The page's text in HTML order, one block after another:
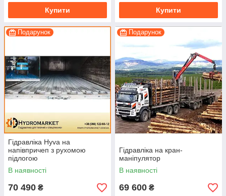
Купити Купити
Подарунок
Гідравліка Hyva на
напівпричеп з рухомою
підлогою
В наявності
70 490 ₴
Подарунок
Гідравліка на кран-
маніпулятор
В наявності
69 600 ₴